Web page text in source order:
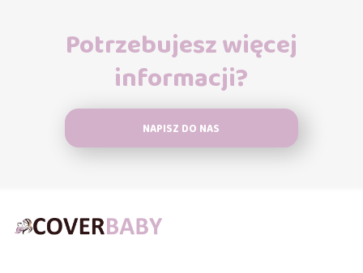
Potrzebujesz więcej
informacji?
NAPISZ DO NAS